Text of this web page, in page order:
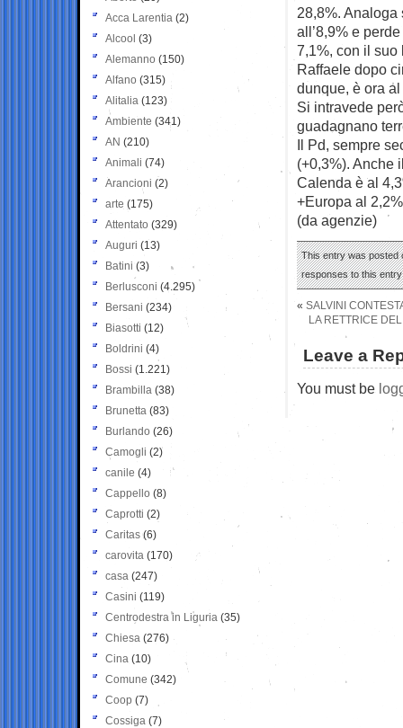
28,8%.
all’8,9% e
7,1%, con il
Raffaele dopo
dunque, è ora
Si intravede
guadagnano
Il Pd, sempre
(+0,3%). Anche
Calenda è al
+Europa al
(da agenzie)
This entry was posted
responses to this
« SALVINI
LA RETTRICE
Leave a
You must be
Acca Larentia (2)
Alcool (3)
Alemanno (150)
Alfano (315)
Alitalia (123)
Ambiente (341)
AN (210)
Animali (74)
Arancioni (2)
arte (175)
Attentato (329)
Auguri (13)
Batini (3)
Berlusconi (4.295)
Bersani (234)
Biasotti (12)
Boldrini (4)
Bossi (1.221)
Brambilla (38)
Brunetta (83)
Burlando (26)
Camogli (2)
canile (4)
Cappello (8)
Caprotti (2)
Caritas (6)
carovita (170)
casa (247)
Casini (119)
Centrodestra in Liguria (35)
Chiesa (276)
Cina (10)
Comune (342)
Coop (7)
Cossiga (7)